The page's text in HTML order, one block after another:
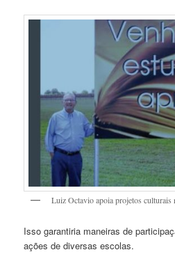
Luiz Octavio apoia projetos culturais
Isso garantiria maneiras de
ações de diversas escolas.